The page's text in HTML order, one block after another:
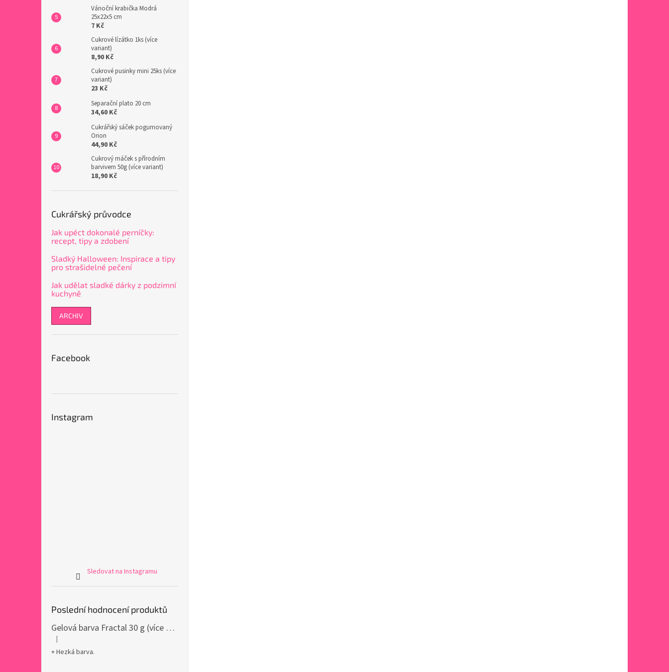
Vánoční krabička Modrá
25x22x5 cm
7 Kč
Cukrové lízátko 1ks (více
variant)
8,90 Kč
Cukrové pusinky mini 25ks (více
variant)
23 Kč
Separační plato 20 cm
34,60 Kč
Cukrářský sáček pogumovaný
Orion
44,90 Kč
Cukrový máček s přírodním
barvivem 50g (více variant)
18,90 Kč
Cukrářský průvodce
Jak upéct dokonalé perníčky:
recept, tipy a zdobení
Sladký Halloween: Inspirace a tipy
pro strašidelné pečení
Jak udělat sladké dárky z podzimní
kuchyně
ARCHIV
Facebook
Instagram
Sledovat na Instagramu
Poslední hodnocení produktů
Gelová barva Fractal 30 g (více variant)
Hodnocení produktu je 5 z 5 hvězdiček.
|
+ Hezká barva.